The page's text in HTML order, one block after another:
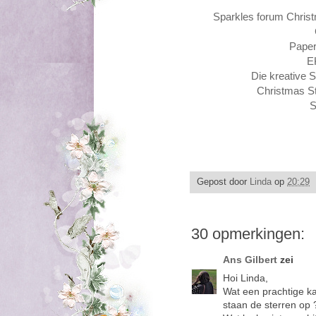
Sparkles forum
Die kreative
Christmas
Gepost door Linda op 20:29
30 opmerkingen:
Ans Gilbert zei
Hoi Linda,
Wat een prachtige
staan de sterren op